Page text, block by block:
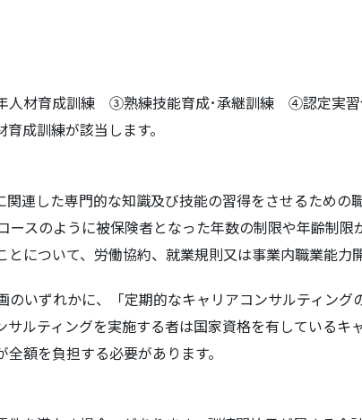
材育成訓練 ③熟練技能育成･承継訓練 ④認定実習
成訓練が該当します。
連した専門的な知識及び技能の習得をさせるため
ースのように被保険者となった年数の制限や年齢制
について、労働協約、就業規則又は事業内職業能力
いずれかに、「定期的なキャリアコンサルティング
ルティングを実施する者は国家資格を有しているキ
額を負担する必要があります。